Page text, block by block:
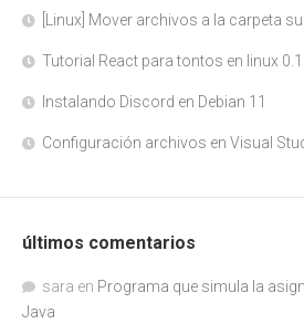
[Linux] Mover archivos a la carpeta
Tutorial React para tontos en linux
Instalando Discord en Debian 11
Configuración archivos en Visual
últimos comentarios
sara en Programa que simula la
Java